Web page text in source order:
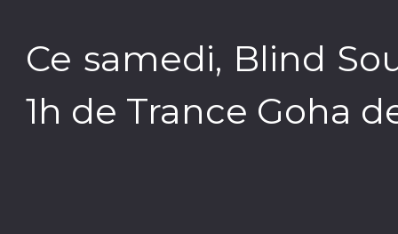
Ce samedi, Blind
1h de Trance Goha